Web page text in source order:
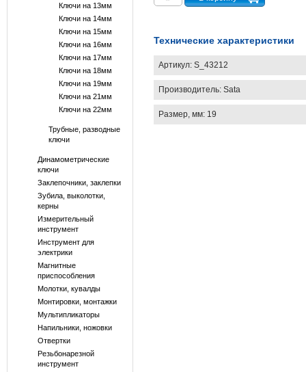
Ключи на 13мм
Ключи на 14мм
Ключи на 15мм
Ключи на 16мм
Ключи на 17мм
Ключи на 18мм
Ключи на 19мм
Ключи на 21мм
Ключи на 22мм
Трубные, разводные
ключи
Динамометрические
ключи
Заклепочники, заклепки
Зубила, выколотки,
керны
Измерительный
инструмент
Инструмент для
электрики
Магнитные
приспособления
Молотки, кувалды
Монтировки, монтажки
Мультипликаторы
Напильники, ножовки
Отвертки
Резьбонарезной
инструмент
Технические характеристики
Артикул: S_43212
Производитель: Sata
Размер, мм: 19